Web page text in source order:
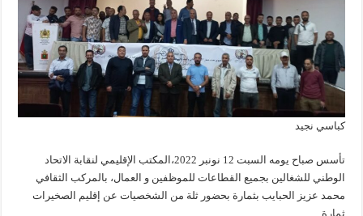
كباسي نجيد
تأسس صباح يومه السبت 12 نونبر 2022،المكتب الإقليمي لنقابة الاتحاد
الوطني للشغالين بجميع القطاعات للموظفين و العمال، بالمركب الثقافي
محمد عزيز الحبايب بثمارة بحضور ثلة من الشخصيات عن إقليم الصخيرات
ثمارة .